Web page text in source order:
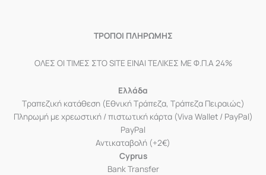
ΤΡΟΠΟΙ ΠΛΗΡΩΜΗΣ
ΟΛΕΣ ΟΙ ΤΙΜΕΣ ΣΤΟ SITE ΕΙΝΑΙ ΤΕΛΙΚΕΣ ΜΕ Φ.Π.Α 24%
Ελλάδα
Τραπεζική κατάθεση (Εθνική Τράπεζα, Τράπεζα Πειραιώς)
Πληρωμή με χρεωστική / πιστωτική κάρτα (Viva Wallet / PayPal)
PayPal
Αντικαταβολή (+2€)
Cyprus
Bank Transfer